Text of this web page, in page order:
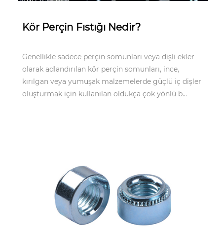
Kör Perçin Fıstığı Nedir?
Genellikle sadece perçin somunları veya dişli ekler
olarak adlandırılan kör perçin somunları, ince,
kırılgan veya yumuşak malzemelerde güçlü iç dişler
oluşturmak için kullanılan oldukça çok yönlü b...